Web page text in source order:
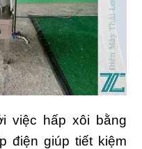
việc hấp xôi bằng
điện giúp tiết kiệm